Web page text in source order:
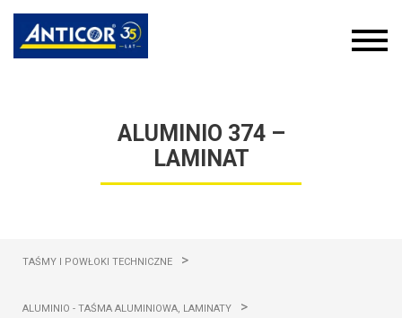
ALUMINIO 374 –
LAMINAT
TAŚMY I POWŁOKI TECHNICZNE >
ALUMINIO - TAŚMA ALUMINIOWA, LAMINATY >